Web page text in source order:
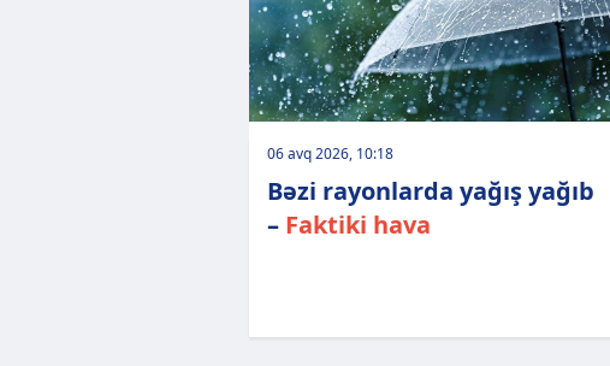
06 avq 2026, 10:18
Bəzi rayonlarda yağış yağıb
– Faktiki hava